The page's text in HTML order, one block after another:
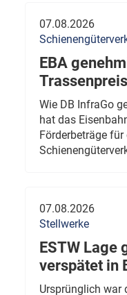
07.08.2026
EBA
Wie DB InfraGo
hat das
Förderbeträge
07.08.2026
Stellwerke
ESTW Lage
verspätet in
Ursprünglich war